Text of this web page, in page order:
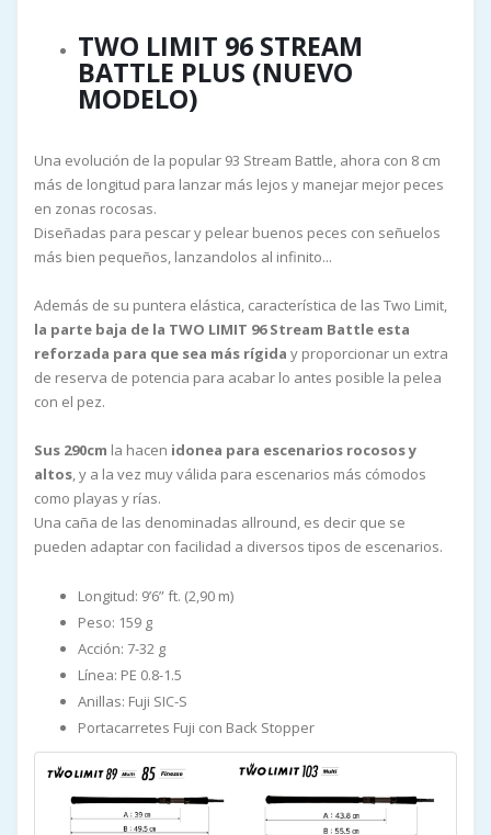
TWO LIMIT 96 STREAM
BATTLE PLUS (NUEVO
MODELO)
Una evolución de la popular 93 Stream Battle, ahora con 8 cm
más de longitud para lanzar más lejos y manejar mejor peces
en zonas rocosas.
Diseñadas para pescar y pelear buenos peces con señuelos
más bien pequeños, lanzandolos al infinito...
Además de su puntera elástica, característica de las Two Limit,
la parte baja de la TWO LIMIT 96 Stream Battle esta
reforzada para que sea más rígida y proporcionar un extra
de reserva de potencia para acabar lo antes posible la pelea
con el pez.
Sus 290cm la hacen idonea para escenarios rocosos y
altos, y a la vez muy válida para escenarios más cómodos
como playas y rías.
Una caña de las denominadas allround, es decir que se
pueden adaptar con facilidad a diversos tipos de escenarios.
Longitud: 9’6” ft. (2,90 m)
Peso: 159 g
Acción: 7-32 g
Línea: PE 0.8-1.5
Anillas: Fuji SIC-S
Portacarretes Fuji con Back Stopper